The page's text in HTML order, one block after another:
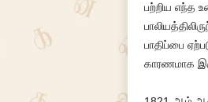
பற்றிய எந்த
பாதிப்பை
காரணமாக